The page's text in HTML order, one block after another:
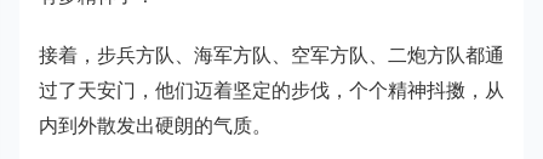
接着，步兵方队、海军方队、空军方队、二炮方队都通
过了天安门，他们迈着坚定的步伐，个个精神抖擞，从
内到外散发出硬朗的气质。